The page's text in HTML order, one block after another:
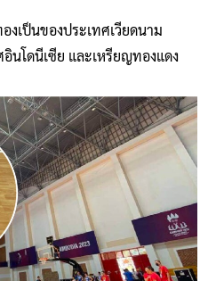
เป็นของประเทศเวียดนาม
นโดนีเซีย และเหรียญทองแดง